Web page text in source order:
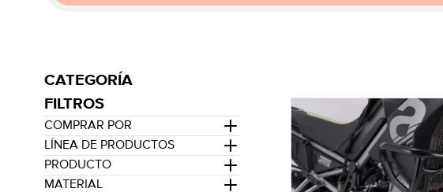
CATEGORÍA
FILTROS
COMPRAR POR
LÍNEA DE PRODUCTOS
PRODUCTO
MATERIAL